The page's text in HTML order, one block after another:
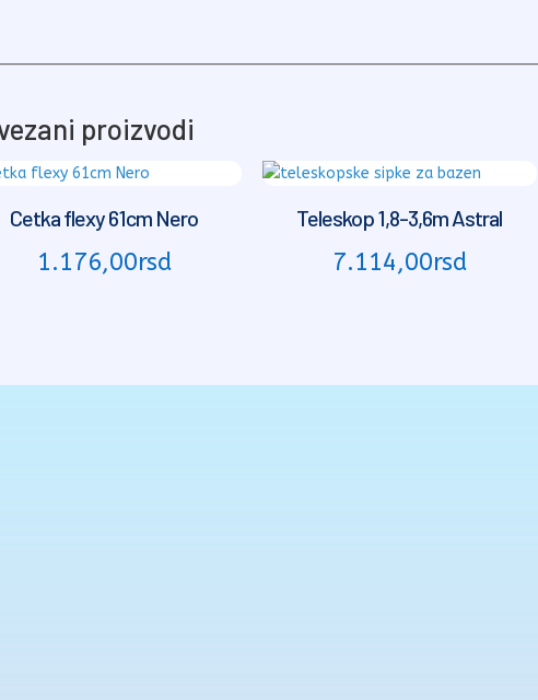
proizvodi
Cetka flexy 61cm Nero
1.176,00rsd
Teleskop 1,8-3,6m Astral
7.114,00rsd